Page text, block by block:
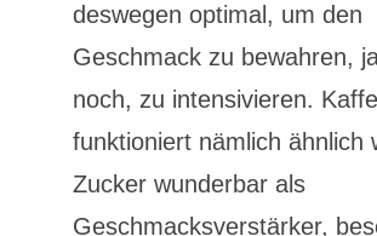
deswegen optimal, um den
Geschmack zu bewahren,
noch, zu intensivieren.
funktioniert nämlich ähnlich
Zucker wunderbar als
Geschmacksverstärker,